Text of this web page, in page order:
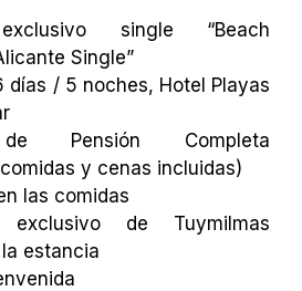
single “Beach
Single”
días / 5 noches, Hotel Playas
Pensión Completa
y cenas incluidas)
las comidas
exclusivo de Tuymilmas
estancia